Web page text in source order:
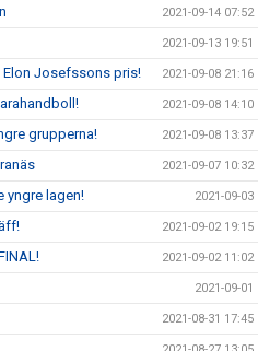
2021-09-14 07:52
2021-09-13 19:51
Elon Josefssons pris! 2021-09-08 21:16
2021-09-08 14:10
grupperna! 2021-09-08 13:37
2021-09-07 10:32
yngre lagen! 2021-09-03
2021-09-02 19:15
2021-09-02 11:02
2021-09-01
2021-08-31 17:45